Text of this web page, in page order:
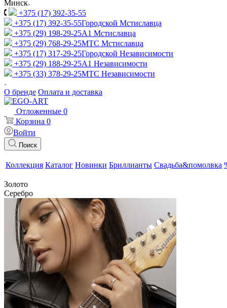
Минск
+375 (17) 392-35-55
+375 (17) 392-35-55Городской Мстиславца
+375 (29) 198-29-25A1 Мстиславца
+375 (29) 768-29-25МТС Мстиславца
+375 (17) 317-29-25Городской Независимости
+375 (29) 188-29-25A1 Независимости
+375 (33) 378-29-25МТС Независимости
О бренде Оплата и доставка
Отложенные 0
Корзина 0
Войти
Поиск
Коллекция Каталог Новинки Бриллианты Свадьба&помолвка
Золото
Серебро